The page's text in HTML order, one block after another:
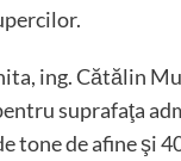
ing. Cătălin
suprafaţa
tone de afine şi